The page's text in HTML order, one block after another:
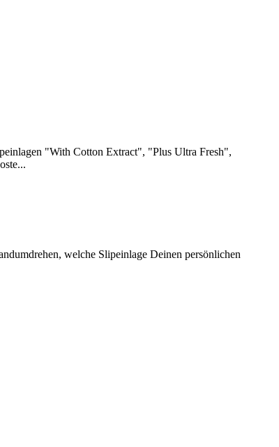
"With Cotton Extract", "Plus Ultra Fresh",
welche Slipeinlage Deinen persönlichen